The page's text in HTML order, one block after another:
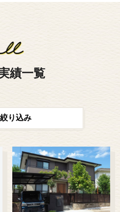
績一覧
絞り込み